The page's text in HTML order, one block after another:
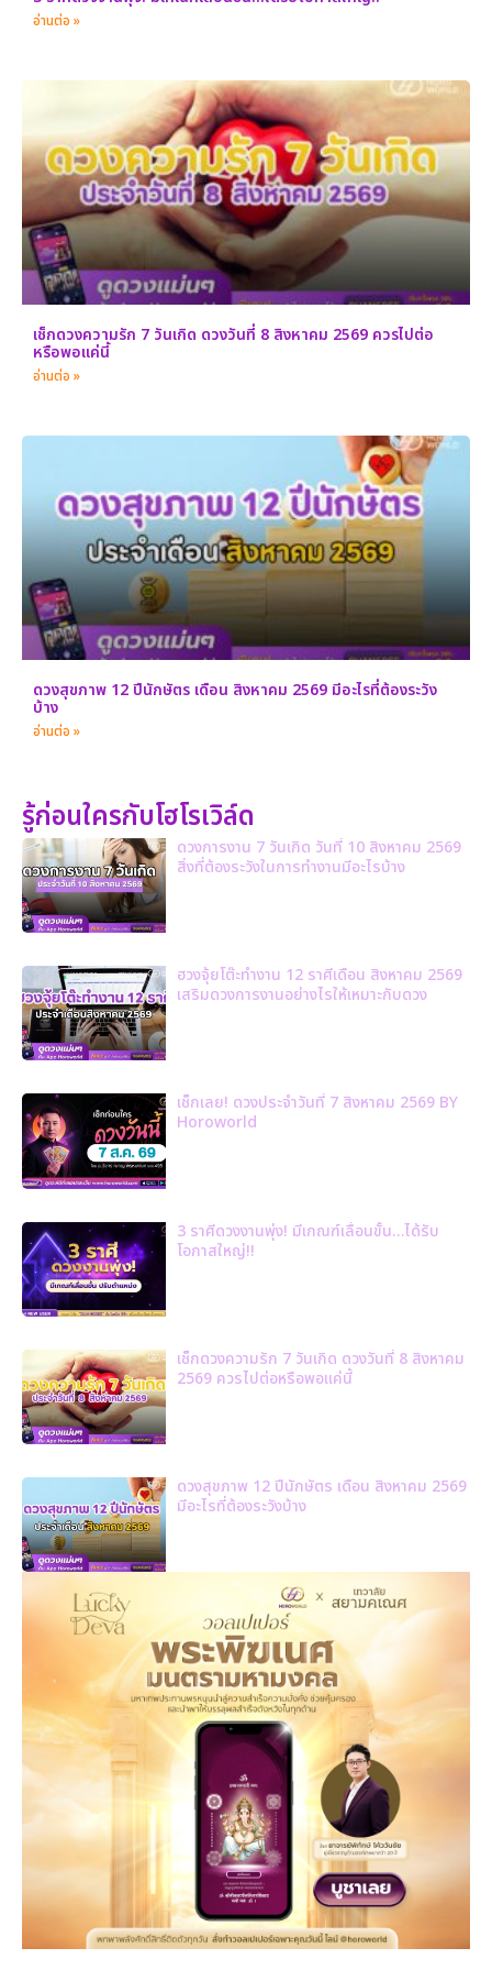
อ่านต่อ »
เช็กดวงความรัก 7 วันเกิด ดวงวันที่ 8 สิงหาคม 2569 ควรไปต่อ
หรือพอแค่นี้
อ่านต่อ »
ดวงสุขภาพ 12 ปีนักษัตร เดือน สิงหาคม 2569 มีอะไรที่ต้องระวัง
บ้าง
อ่านต่อ »
รู้ก่อนใครกับโฮโรเวิล์ด
ดวงการงาน 7 วันเกิด วันที่ 10 สิงหาคม 2569
สิ่งที่ต้องระวังในการทำงานมีอะไรบ้าง
ฮวงจุ้ยโต๊ะทำงาน 12 ราศีเดือน สิงหาคม 2569
เสริมดวงการงานอย่างไรให้เหมาะกับดวง
เช็กเลย! ดวงประจำวันที่ 7 สิงหาคม 2569 BY
Horoworld
3 ราศีดวงงานพุ่ง! มีเกณฑ์เลื่อนขั้น…ได้รับ
โอกาสใหญ่!!
เช็กดวงความรัก 7 วันเกิด ดวงวันที่ 8 สิงหาคม
2569 ควรไปต่อหรือพอแค่นี้
ดวงสุขภาพ 12 ปีนักษัตร เดือน สิงหาคม 2569
มีอะไรที่ต้องระวังบ้าง